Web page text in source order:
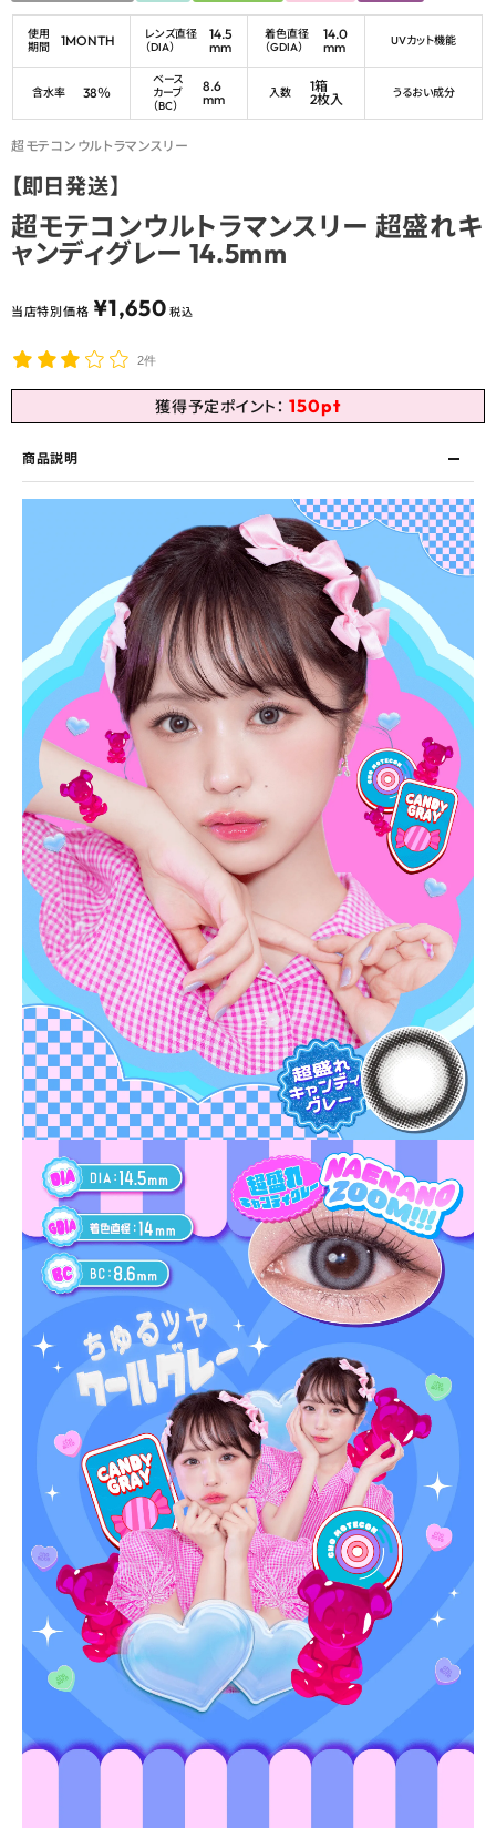
使用
期間
1MONTH
レンズ直径
（DIA）
14.5
mm
着色直径
（GDIA）
14.0
mm
UVカット機能
含水率 38％
ベース
カーブ
（BC）
8.6
mm
入数
1箱
2枚入
うるおい成分
超モテコンウルトラマンスリー
【即日発送】
超モテコンウルトラマンスリー 超盛れキ
ャンディグレー 14.5mm
当店特別価格 ¥1,650 税込
2件
獲得予定ポイント： 150pt
商品説明